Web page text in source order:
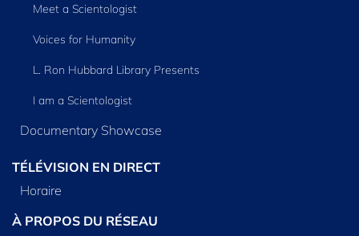
Meet a Scientologist
Voices for Humanity
L. Ron Hubbard Library Presents
I am a Scientologist
Documentary Showcase
TÉLÉVISION EN DIRECT
Horaire
À PROPOS DU RÉSEAU